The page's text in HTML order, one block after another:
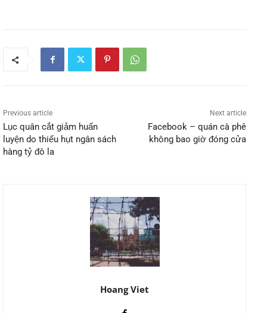
Previous article
Lục quân cắt giảm huấn
luyện do thiếu hụt ngân sách
hàng tỷ đô la
Next article
Facebook – quán cà phê
không bao giờ đóng cửa
Hoang Viet